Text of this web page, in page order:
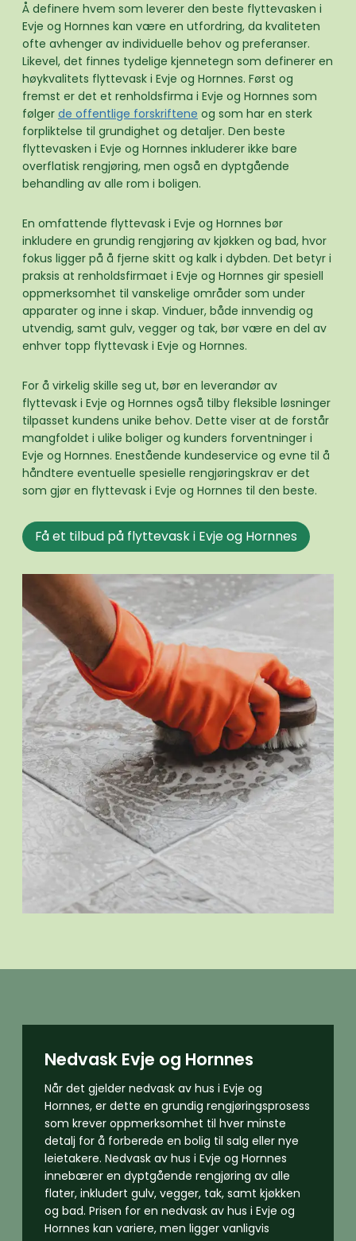
Å definere hvem som leverer den beste flyttevasken i
Evje og Hornnes kan være en utfordring, da kvaliteten
ofte avhenger av individuelle behov og preferanser.
Likevel, det finnes tydelige kjennetegn som definerer en
høykvalitets flyttevask i Evje og Hornnes. Først og
fremst er det et renholdsfirma i Evje og Hornnes som
følger de offentlige forskriftene og som har en sterk
forpliktelse til grundighet og detaljer. Den beste
flyttevasken i Evje og Hornnes inkluderer ikke bare
overflatisk rengjøring, men også en dyptgående
behandling av alle rom i boligen.
En omfattende flyttevask i Evje og Hornnes bør
inkludere en grundig rengjøring av kjøkken og bad, hvor
fokus ligger på å fjerne skitt og kalk i dybden. Det betyr i
praksis at renholdsfirmaet i Evje og Hornnes gir spesiell
oppmerksomhet til vanskelige områder som under
apparater og inne i skap. Vinduer, både innvendig og
utvendig, samt gulv, vegger og tak, bør være en del av
enhver topp flyttevask i Evje og Hornnes.
For å virkelig skille seg ut, bør en leverandør av
flyttevask i Evje og Hornnes også tilby fleksible løsninger
tilpasset kundens unike behov. Dette viser at de forstår
mangfoldet i ulike boliger og kunders forventninger i
Evje og Hornnes. Enestående kundeservice og evne til å
håndtere eventuelle spesielle rengjøringskrav er det
som gjør en flyttevask i Evje og Hornnes til den beste.
Få et tilbud på flyttevask i Evje og Hornnes
Nedvask Evje og Hornnes
Når det gjelder nedvask av hus i Evje og
Hornnes, er dette en grundig rengjøringsprosess
som krever oppmerksomhet til hver minste
detalj for å forberede en bolig til salg eller nye
leietakere. Nedvask av hus i Evje og Hornnes
innebærer en dyptgående rengjøring av alle
flater, inkludert gulv, vegger, tak, samt kjøkken
og bad. Prisen for en nedvask av hus i Evje og
Hornnes kan variere, men ligger vanligvis